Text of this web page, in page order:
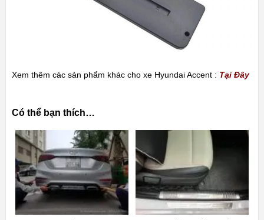
Xem thêm các sản phẩm khác cho xe Hyundai Accent : Tại Đây
Có thể bạn thích…